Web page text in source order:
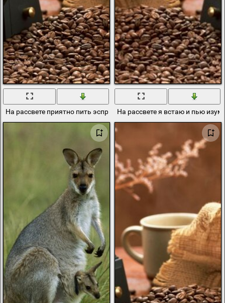
На рассвете приятно пить эспрессоНа рассвете я встаю и пью